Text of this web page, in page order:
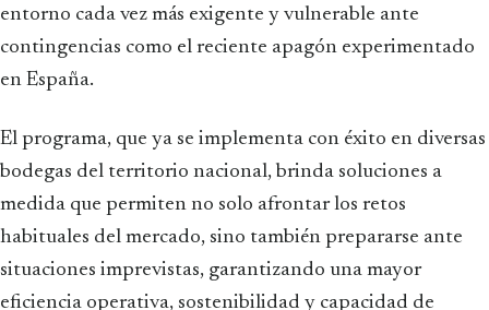
entorno cada vez más exigente y vulnerable ante
contingencias como el reciente apagón experimentado
en España.
El programa, que ya se implementa con éxito en diversas
bodegas del territorio nacional, brinda soluciones a
medida que permiten no solo afrontar los retos
habituales del mercado, sino también prepararse ante
situaciones imprevistas, garantizando una mayor
eficiencia operativa, sostenibilidad y capacidad de